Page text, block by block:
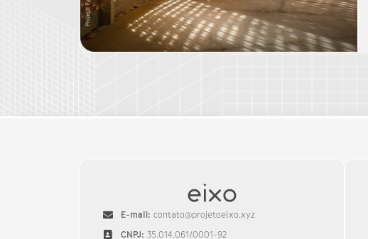
E-mail: contato@projetoeixo.xyz
CNPJ: 35.014.061/0001-92​